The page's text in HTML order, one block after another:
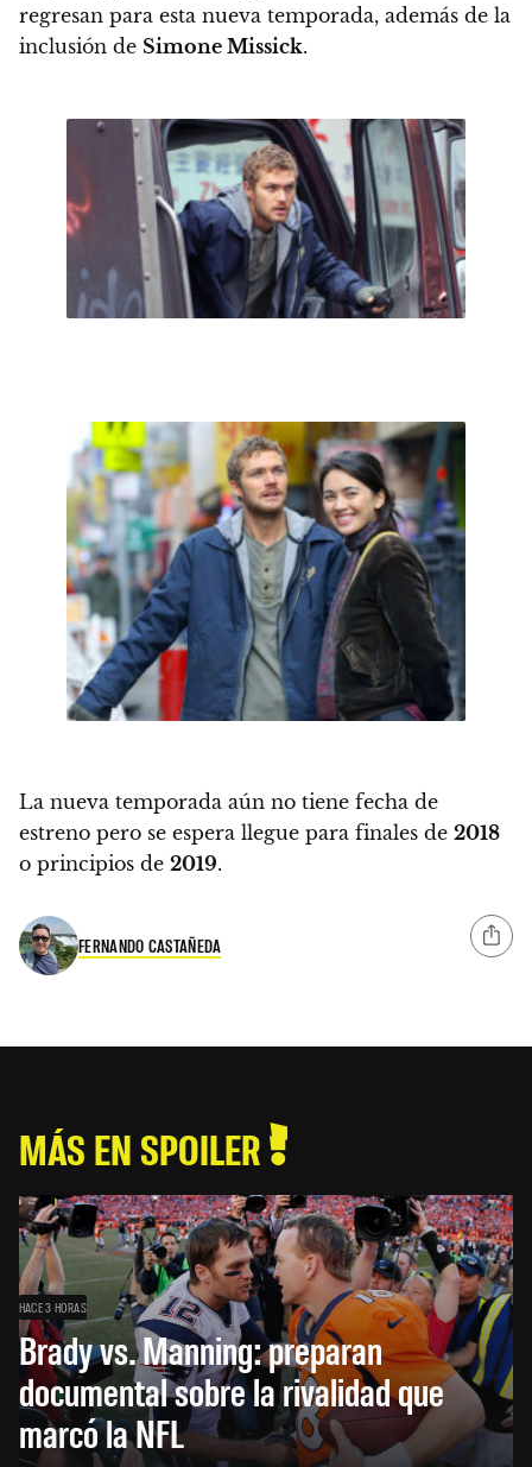
regresan para esta nueva temporada, además de la
inclusión de Simone Missick.
La nueva temporada aún no tiene fecha de
estreno pero se espera llegue para finales de 2018
o principios de 2019.
FERNANDO CASTAÑEDA
MÁS EN SPOILER
HACE 3 HORAS
Brady vs. Manning: preparan
documental sobre la rivalidad que
marcó la NFL